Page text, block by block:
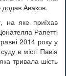
додав Аваков.
на яке приїхав
Рапетті
2014 року у
в місті Павія
тривала шість